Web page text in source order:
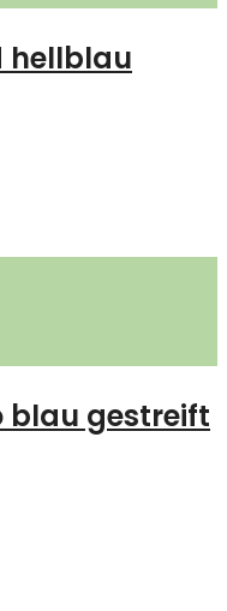
hellblau
blau gestreift